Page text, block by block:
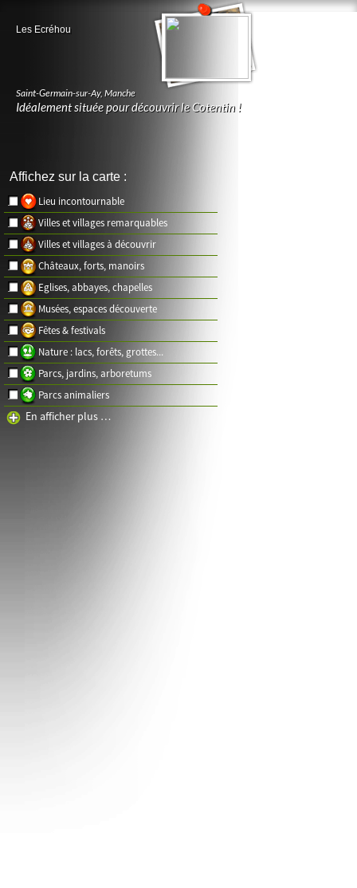
Les Ecréhou
Saint-Germain-sur-Ay, Manche
Idéalement située pour découvrir le Cotentin !
Affichez sur la carte :
Lieu incontournable
Villes et villages remarquables
Villes et villages à découvrir
Châteaux, forts, manoirs
Eglises, abbayes, chapelles
Musées, espaces découverte
Fêtes & festivals
Nature : lacs, forêts, grottes...
Parcs, jardins, arboretums
Parcs animaliers
En afficher plus …